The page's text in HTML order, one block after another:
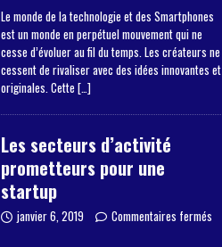
Le monde de la technologie et des Smartphones
est un monde en perpétuel mouvement qui ne
cesse d’évoluer au fil du temps. Les créateurs ne
cessent de rivaliser avec des idées innovantes et
originales. Cette […]
Les secteurs d’activité
prometteurs pour une
startup
janvier 6, 2019 Commentaires fermés